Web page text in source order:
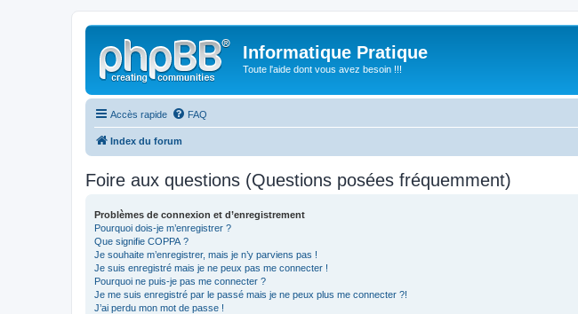
Informatique Pratique
Toute l'aide dont vous avez besoin !!!
Accès rapide FAQ
Index du forum
Foire aux questions (Questions posées fréquemment)
Problèmes de connexion et d’enregistrement
Pourquoi dois-je m’enregistrer ?
Que signifie COPPA ?
Je souhaite m’enregistrer, mais je n’y parviens pas !
Je suis enregistré mais je ne peux pas me connecter !
Pourquoi ne puis-je pas me connecter ?
Je me suis enregistré par le passé mais je ne peux plus me connecter ?!
J’ai perdu mon mot de passe !